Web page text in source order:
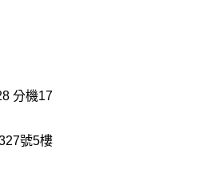
分機17
號5樓